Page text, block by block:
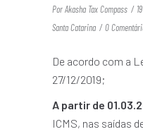
PorAkasha Tax Compass
Santa Catarina
0
De acordo com a
27/12/2019;
A partir de
ICMS, nas saídas